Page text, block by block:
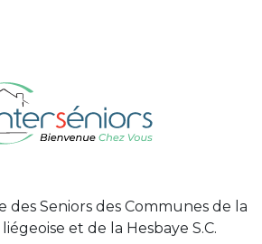
des Seniors des Communes de la
et de la Hesbaye S.C.